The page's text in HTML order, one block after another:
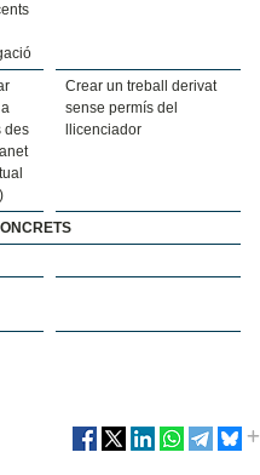
des
Crear un treball derivat
sense permís del
llicenciador